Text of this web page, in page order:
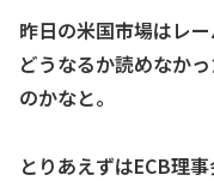
昨日の米国市場はレ
どうなるか読めなか
のかなと。
とりあえずはECB理事